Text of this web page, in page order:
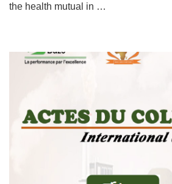
the health mutual in …